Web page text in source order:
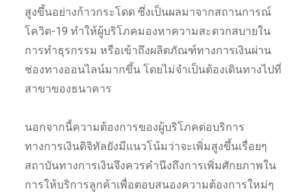
สูงขึ้นอย่างก้าวกระโดด ซึ่งเป็นผลมาจากสถานการณ์
โควิด-19 ทำให้ผู้บริโภคมองหาความสะดวกสบายใน
การทำธุรกรรม หรือเข้าถึงผลิตภัณฑ์ทางการเงินผ่าน
ช่องทางออนไลน์มากขึ้น โดยไม่จำเป็นต้องเดินทางไปที่
สาขาของธนาคาร
นอกจากนี้ความต้องการของผู้บริโภคต่อบริการ
ทางการเงินดิจิทัลยังมีแนวโน้มว่าจะเพิ่มสูงขึ้นเรื่อยๆ
สถาบันทางการเงินจึงควรคำนึงถึงการเพิ่มศักยภาพใน
การให้บริการลูกค้าเพื่อตอบสนองความต้องการใหม่ๆ